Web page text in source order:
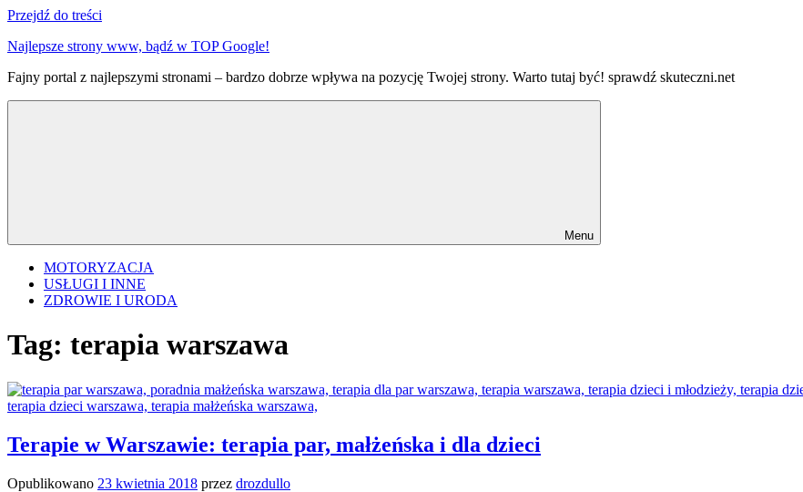
Przejdź do treści
Najlepsze strony www, bądź w TOP Google!
Fajny portal z najlepszymi stronami – bardzo dobrze wpływa na pozycję Twojej strony. Warto tutaj być! sprawdź skuteczni.net
Menu
MOTORYZACJA
USŁUGI I INNE
ZDROWIE I URODA
Tag: terapia warszawa
Terapie w Warszawie: terapia par, małżeńska i dla dzieci
Opublikowano 23 kwietnia 2018 przez drozdullo